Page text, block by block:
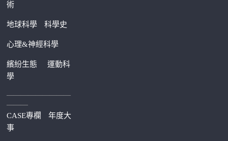
術
地球科學 科學史
心理&神經科學
繽紛生態運動科
學
—————————
———
CASE專欄
年度大
事